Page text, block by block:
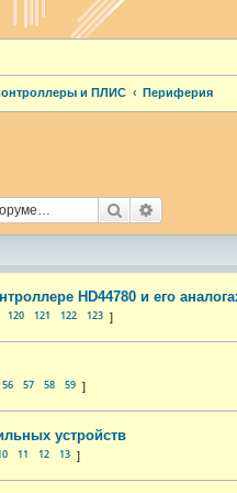
и ПЛИС Периферия
Поиск
HD44780 и его
120 121 122 123
56 57 58 59
устройств
11 12 13